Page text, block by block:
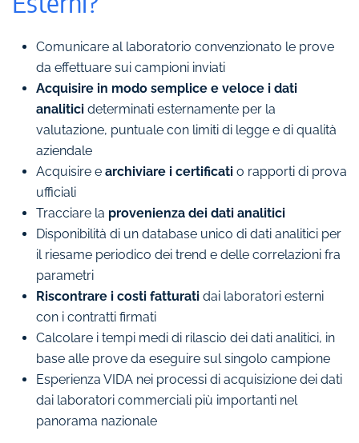
Comunicare al laboratorio convenzionato le prove
da effettuare sui campioni inviati
Acquisire in modo semplice e veloce i dati
analitici determinati esternamente per la
valutazione, puntuale con limiti di legge e di qualità
aziendale
Acquisire e archiviare i certificati o rapporti di prova
ufficiali
Tracciare la provenienza dei dati analitici
Disponibilità di un database unico di dati analitici per
il riesame periodico dei trend e delle correlazioni fra
parametri
Riscontrare i costi fatturati dai laboratori esterni
con i contratti firmati
Calcolare i tempi medi di rilascio dei dati analitici, in
base alle prove da eseguire sul singolo campione
Esperienza VIDA nei processi di acquisizione dei dati
dai laboratori commerciali più importanti nel
panorama nazionale